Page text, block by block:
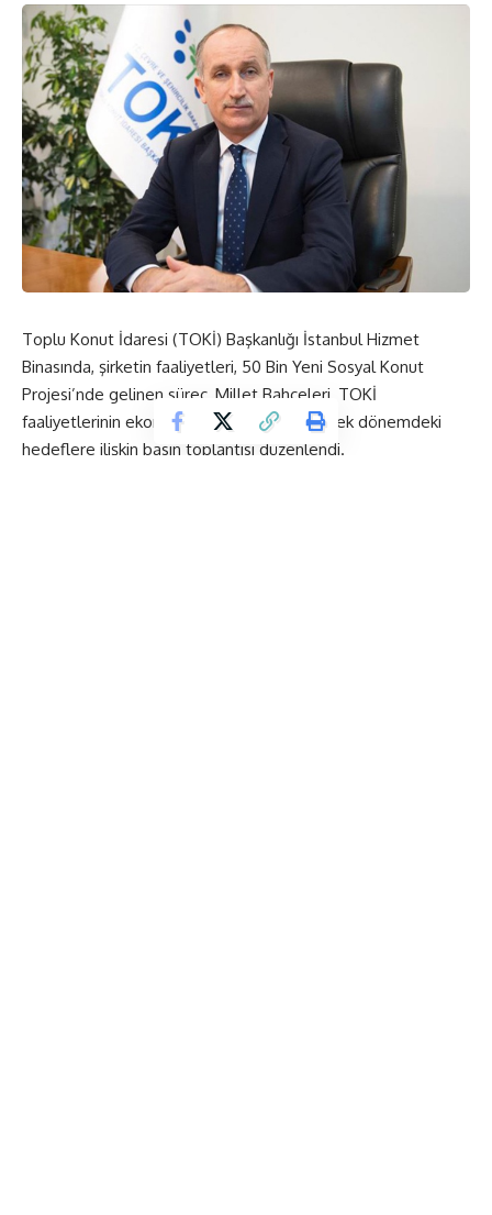
Toplu Konut İdaresi (TOKİ) Başkanlığı İstanbul Hizmet
Binasında, şirketin faaliyetleri, 50 Bin Yeni Sosyal Konut
Projesi’nde gelinen süreç, Millet Bahçeleri, TOKİ
faaliyetlerinin ekonomiye katkıları ve gelecek dönemdeki
hedeflere ilişkin basın toplantısı düzenlendi.